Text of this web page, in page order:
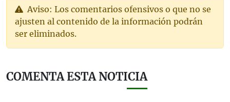
Aviso: Los comentarios ofensivos o que no se
ajusten al contenido de la información podrán
ser eliminados.
COMENTA ESTA NOTICIA